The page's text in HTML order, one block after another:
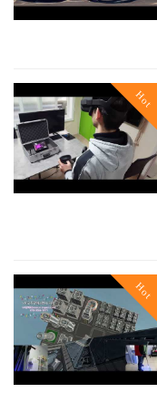
Hot
Hot